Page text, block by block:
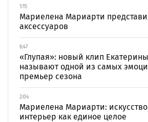
1:15
Мариелена Мариарти
аксессуаров
6:47
«Глупая»: новый клип
называют одной из самых
премьер сезона
2:04
Мариелена Мариарти:
интерьер как единое целое